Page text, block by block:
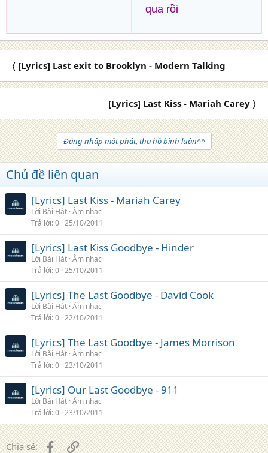
qua rồi
〈 [Lyrics] Last exit to Brooklyn - Modern Talking
[Lyrics] Last Kiss - Mariah Carey 〉
Đăng nhập một phát, tha hồ bình luận^^
Chủ đề liên quan
[Lyrics] Last Kiss - Mariah Carey
Lời Bài Hát Âm nhạc
Trả lời 0 25/10/2011
[Lyrics] Last Kiss Goodbye - Hinder
Lời Bài Hát Âm nhạc
Trả lời 0 25/10/2011
[Lyrics] The Last Goodbye - David Cook
Lời Bài Hát Âm nhạc
Trả lời 0 22/10/2011
[Lyrics] The Last Goodbye - James Morrison
Lời Bài Hát Âm nhạc
Trả lời 0 23/10/2011
[Lyrics] Our Last Goodbye - 911
Lời Bài Hát Âm nhạc
Trả lời 0 23/10/2011
Chia sẻ: FacebookLiên kết